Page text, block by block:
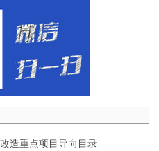
造重点项目导向目录